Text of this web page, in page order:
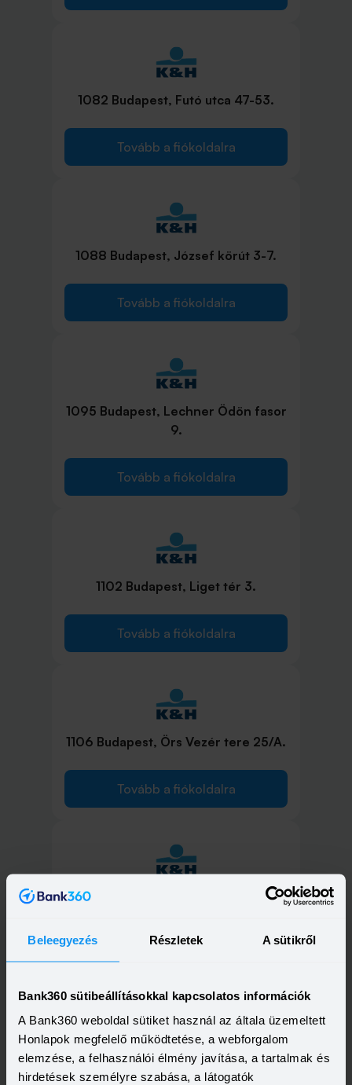
Beleegyezés Részletek A sütikről
Bank360 sütibeállításokkal kapcsolatos információk
A Bank360 weboldal sütiket használ az általa üzemeltett
Honlapok megfelelő működtetése, a webforgalom
elemzése, a felhasználói élmény javítása, a tartalmak és
hirdetések személyre szabása, a látogatók
1082 Budapest, Futó utca 47-53.
Tovább a fiókoldalra
1088 Budapest, József körút 3-7.
Tovább a fiókoldalra
1095 Budapest, Lechner Ödön fasor
9.
Tovább a fiókoldalra
1102 Budapest, Liget tér 3.
Tovább a fiókoldalra
1106 Budapest, Örs Vezér tere 25/A.
Tovább a fiókoldalra
Tovább a fiókoldalra
1117 Budapest, Október
huszonharmadika utca 8-10.